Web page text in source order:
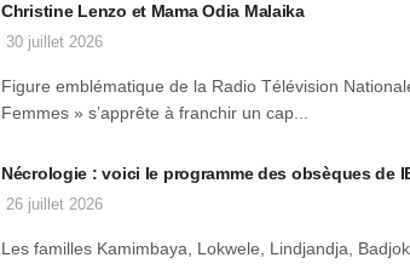
Christine Lenzo et Mama Odia Malaika
30 juillet 2026
Figure emblématique de la Radio Télévision
Femmes » s’apprête à franchir un cap...
Nécrologie : voici le programme des obsèques de
26 juillet 2026
Les familles Kamimbaya, Lokwele, Lindjandja,